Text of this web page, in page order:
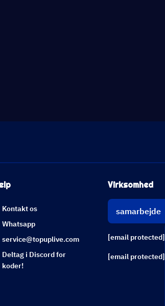
Kontakt os
Whatsapp
service@topuplive.com
Deltag i Discord for
koder!
Virksomhed
samarbejde
[email protected]
[email protected]